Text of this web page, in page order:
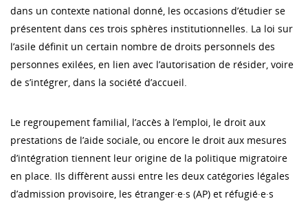
dans un contexte national donné, les occasions d’étudier se
présentent dans ces trois sphères institutionnelles. La loi sur
l’asile définit un certain nombre de droits personnels des
personnes exilées, en lien avec l’autorisation de résider, voire
de s’intégrer, dans la société d’accueil.
Le regroupement familial, l’accès à l’emploi, le droit aux
prestations de l’aide sociale, ou encore le droit aux mesures
d’intégration tiennent leur origine de la politique migratoire
en place. Ils diffèrent aussi entre les deux catégories légales
d’admission provisoire, les étranger·e·s (AP) et réfugié·e·s